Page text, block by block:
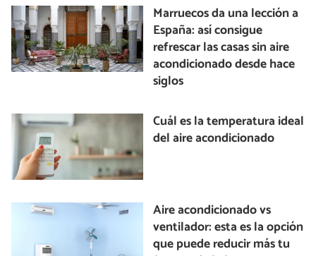
Marruecos da una lección a
España: así consigue
refrescar las casas sin aire
acondicionado desde hace
siglos
Cuál es la temperatura ideal
del aire acondicionado
Aire acondicionado vs
ventilador: esta es la opción
que puede reducir más tu